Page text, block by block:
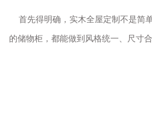
首先得明确，实木全屋定制不是简
的储物柜，都能做到风格统一、尺寸